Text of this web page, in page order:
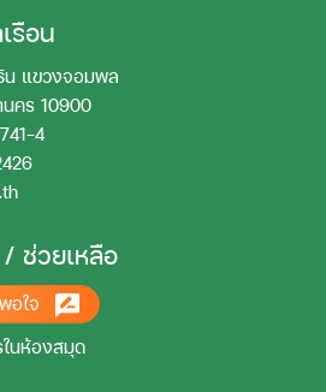
รือน
น แขวงจอมพล
คร 10900
4
/ ช่วยเหลือ
อใจ
ในห้องสมุด